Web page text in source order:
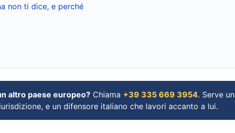
non ti dice, e perché
altro paese europeo? Chiama +39 335 669 3954. Serve un
e un difensore italiano che lavori accanto a lui.